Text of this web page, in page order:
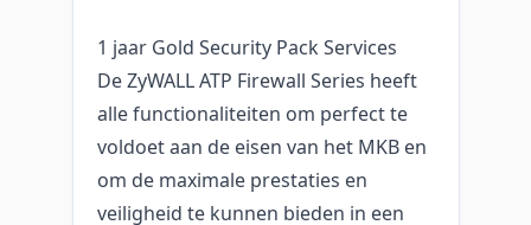
1 jaar Gold Security Pack Services
De ZyWALL ATP Firewall Series heeft
alle functionaliteiten om perfect te
voldoet aan de eisen van het MKB en
om de maximale prestaties en
veiligheid te kunnen bieden in een